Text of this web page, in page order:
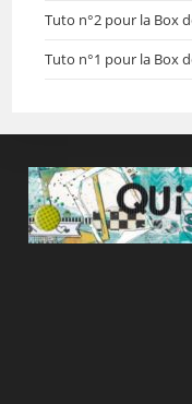
Tuto n°2 pour la Box
Tuto n°1 pour la Box